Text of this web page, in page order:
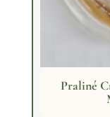
Praliné